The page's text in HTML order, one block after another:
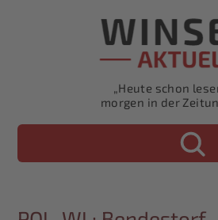
„Heute schon
morgen in der